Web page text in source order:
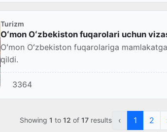
Turizm
Oʻmon Oʻzbekiston fuqarolari uchun
Oʻmon Oʻzbekiston fuqarolariga
qildi.
3364
Showing 1 to 12 of 17results ‹ 1 2